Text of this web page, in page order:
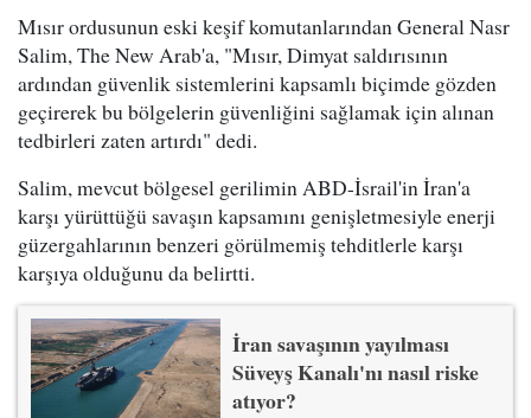
Mısır ordusunun eski keşif komutanlarından General Nasr
Salim, The New Arab'a, "Mısır, Dimyat saldırısının
ardından güvenlik sistemlerini kapsamlı biçimde gözden
geçirerek bu bölgelerin güvenliğini sağlamak için alınan
tedbirleri zaten artırdı" dedi.
Salim, mevcut bölgesel gerilimin ABD-İsrail'in İran'a
karşı yürüttüğü savaşın kapsamını genişletmesiyle enerji
güzergahlarının benzeri görülmemiş tehditlerle karşı
karşıya olduğunu da belirtti.
İran savaşının yayılması
Süveyş Kanalı'nı nasıl riske
atıyor?